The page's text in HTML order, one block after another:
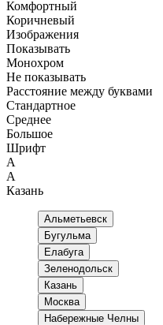
Комфортный
Коричневый
Изображения
Показывать
Монохром
Не показывать
Расстояние между буквами
Стандартное
Среднее
Большое
Шрифт
А
А
Казань
Альметьевск
Бугульма
Елабуга
Зеленодольск
Казань
Москва
Набережные Челны